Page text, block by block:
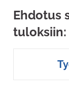
Ehdotus
tuloksiin: